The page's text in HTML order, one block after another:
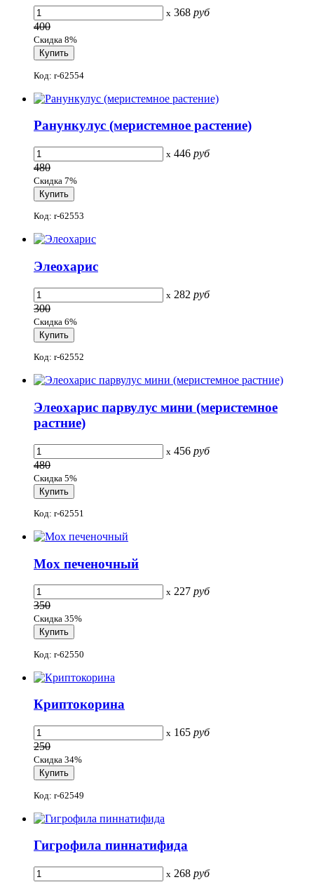
x 368 руб
400
Скидка 8%
Код: r-62554
Ранункулус (меристемное растение)
x 446 руб
480
Скидка 7%
Код: r-62553
Элеохарис
x 282 руб
300
Скидка 6%
Код: r-62552
Элеохарис парвулус мини (меристемное
растние)
x 456 руб
480
Скидка 5%
Код: r-62551
Мох печеночный
x 227 руб
350
Скидка 35%
Код: r-62550
Криптокорина
x 165 руб
250
Скидка 34%
Код: r-62549
Гигрофила пиннатифида
x 268 руб